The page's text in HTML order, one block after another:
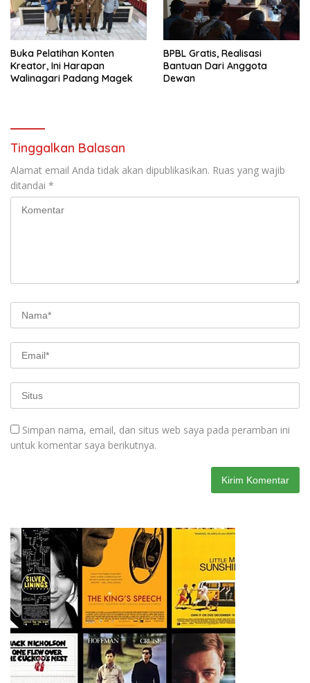
Buka Pelatihan Konten
Kreator, Ini Harapan
Walinagari Padang Magek
BPBL Gratis, Realisasi
Bantuan Dari Anggota
Dewan
Tinggalkan Balasan
Alamat email Anda tidak akan dipublikasikan. Ruas yang wajib
ditandai *
Simpan nama, email, dan situs web saya pada peramban ini
untuk komentar saya berikutnya.